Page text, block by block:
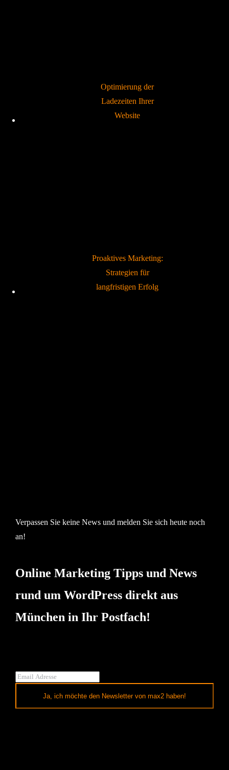
Optimierung der
Ladezeiten Ihrer
Website
Proaktives Marketing:
Strategien für
langfristigen Erfolg
Verpassen Sie keine News und melden Sie sich heute noch
an!
Online Marketing Tipps und News
rund um WordPress direkt aus
München in Ihr Postfach!
Ja, ich möchte den Newsletter von max2 haben!